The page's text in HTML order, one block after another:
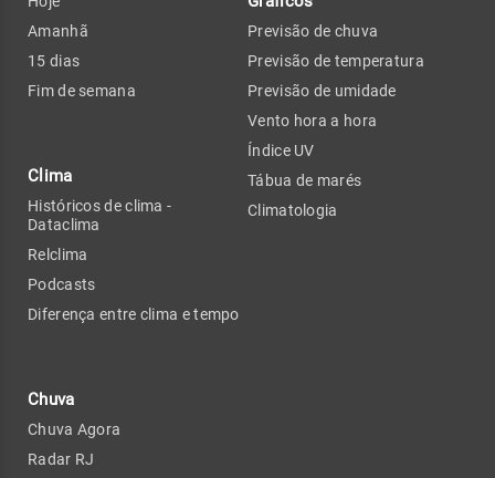
Amanhã
15 dias
Fim de semana
Clima
Históricos de clima -
Dataclima
Relclima
Podcasts
Diferença entre clima e tempo
Chuva
Chuva Agora
Radar RJ
Previsão de chuva
Previsão de temperatura
Previsão de umidade
Vento hora a hora
Índice UV
Tábua de marés
Climatologia